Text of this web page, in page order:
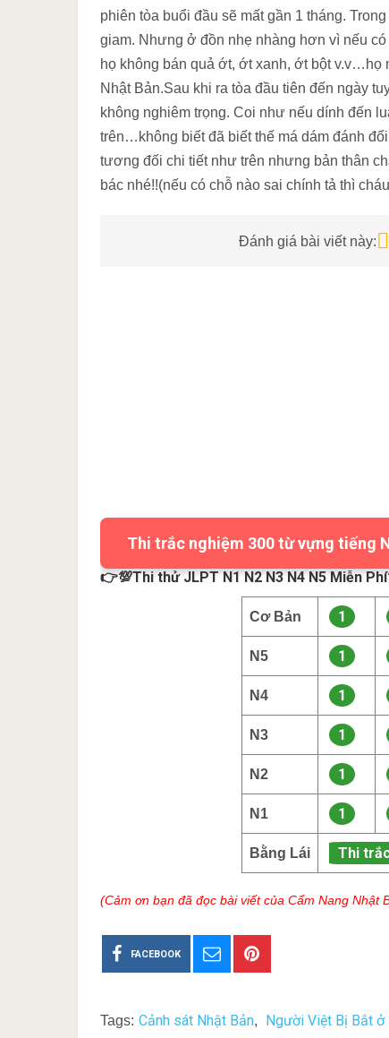
phiên tòa buổi đầu sẽ mất gần 1 tháng.
giam. Nhưng ở đồn nhẹ nhàng hơn vì nếu
họ không bán quả ớt, ớt xanh, ớt bột
Nhật Bản.Sau khi ra tòa đầu tiên đến ngày
không nghiêm trọng. Coi như nếu dính đến
trên…không biết đã biết thế má dám đánh
tương đối chi tiết như trên nhưng bản thân
bác nhé!!(nếu có chỗ nào sai chính tả thì
Đánh giá bài viết này:
Thi trắc nghiệm 300 từ vựng tiếng
👉💯Thi thử JLPT N1 N2 N3 N4 N5 Miễn
Cơ Bản 1
N5 1
N4 1
N3 1
N2 1
N1 1
Bằng Lái Thi
(Cảm ơn bạn đã đọc bài viết của Cẩm Nang Nhật
FACEBOOK
Tags: Cảnh sát Nhật Bản, Người Việt Bị Bắt ở